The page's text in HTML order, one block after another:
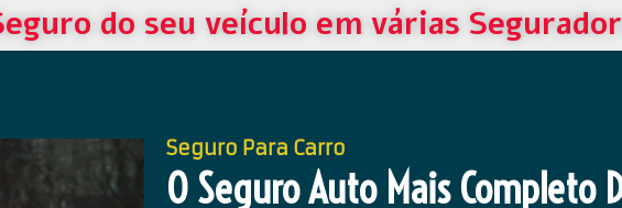
do seu veículo em várias
Seguro Para Carro
O Seguro Auto Mais Completo